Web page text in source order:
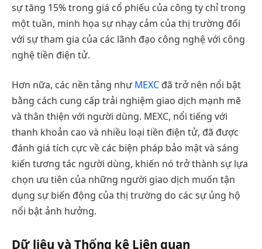
sự tăng 15% trong giá cổ phiếu của công ty chỉ trong
một tuần, minh họa sự nhạy cảm của thị trường đối
với sự tham gia của các lãnh đạo công nghệ với công
nghệ tiền điện tử.
Hơn nữa, các nền tảng nhưMEXC đã trở nên nổi bật
bằng cách cung cấp trải nghiệm giao dịch mạnh mẽ
và thân thiện với người dùng. MEXC, nổi tiếng với
thanh khoản cao và nhiều loại tiền điện tử, đã được
đánh giá tích cực về các biện pháp bảo mật và sáng
kiến tương tác người dùng, khiến nó trở thành sự lựa
chọn ưu tiên của những người giao dịch muốn tận
dụng sự biến động của thị trường do các sự ủng hộ
nổi bật ảnh hưởng.
Dữ liệu và Thống kê Liên quan